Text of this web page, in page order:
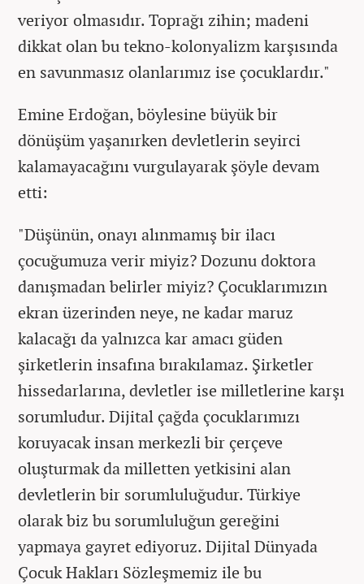
veriyor olmasıdır. Toprağı zihin; madeni
dikkat olan bu tekno-kolonyalizm karşısında
en savunmasız olanlarımız ise çocuklardır."
Emine Erdoğan, böylesine büyük bir
dönüşüm yaşanırken devletlerin seyirci
kalamayacağını vurgulayarak şöyle devam
etti:
"Düşünün, onayı alınmamış bir ilacı
çocuğumuza verir miyiz? Dozunu doktora
danışmadan belirler miyiz? Çocuklarımızın
ekran üzerinden neye, ne kadar maruz
kalacağı da yalnızca kar amacı güden
şirketlerin insafına bırakılamaz. Şirketler
hissedarlarına, devletler ise milletlerine karşı
sorumludur. Dijital çağda çocuklarımızı
koruyacak insan merkezli bir çerçeve
oluşturmak da milletten yetkisini alan
devletlerin bir sorumluluğudur. Türkiye
olarak biz bu sorumluluğun gereğini
yapmaya gayret ediyoruz. Dijital Dünyada
Çocuk Hakları Sözleşmemiz ile bu